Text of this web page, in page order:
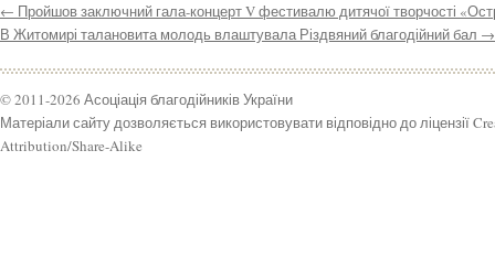
← Пройшов заключний гала-концерт V фестивалю дитячої творчості
В Житомирі талановита молодь влаштувала Різдвяний благодійний бал →
© 2011-2026 Асоціація благодійників України
Матеріали сайту дозволяється використовувати відповідно до ліцензії
Attribution/Share-Alike